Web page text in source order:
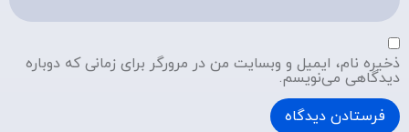
ذخیره نام، ایمیل و وبسایت من در مرورگر برای زمانی که دوباره
دیدگاهی می‌نویسم.